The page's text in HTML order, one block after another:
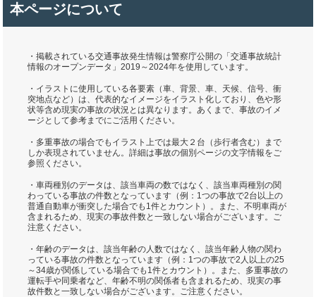
本ページについて
・掲載されている交通事故発生情報は警察庁公開の「交通事故統計
情報のオープンデータ」2019～2024年を使用しています。
・イラストに使用している各要素（車、背景、車、天候、信号、衝
突地点など）は、代表的なイメージをイラスト化しており、色や形
状等含め現実の事故の状況とは異なります。あくまで、事故のイメ
ージとして参考までにご活用ください。
・多重事故の場合でもイラスト上では最大２台（歩行者含む）まで
しか表現されていません。詳細は事故の個別ページの文字情報をご
参照ください。
・車両種別のデータは、該当車両の数ではなく、該当車両種別の関
わっている事故の件数となっています（例：1つの事故で2台以上の
普通自動車が衝突した場合でも1件とカウント）。また、不明車両が
含まれるため、現実の事故件数と一致しない場合がございます。ご
注意ください。
・年齢のデータは、該当年齢の人数ではなく、該当年齢人物の関わ
っている事故の件数となっています（例：1つの事故で2人以上の25
～34歳が関係している場合でも1件とカウント）。また、多重事故の
運転手や同乗者など、年齢不明の関係者も含まれるため、現実の事
故件数と一致しない場合がございます。ご注意ください。